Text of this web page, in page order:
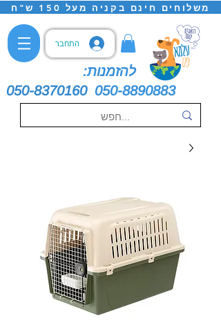
משלוחים חינם בקניה מעל 150 ש"ח
התחבר
להזמנות:
050-8370160 050-8890883